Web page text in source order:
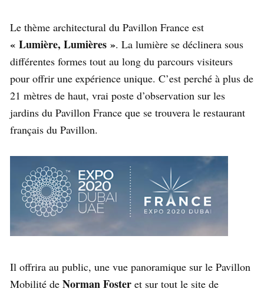
Le thème architectural du Pavillon France est
« Lumière, Lumières ». La lumière se déclinera sous
différentes formes tout au long du parcours visiteurs
pour offrir une expérience unique. C’est perché à plus de
21 mètres de haut, vrai poste d’observation sur les
jardins du Pavillon France que se trouvera le restaurant
français du Pavillon.
Il offrira au public, une vue panoramique sur le Pavillon
Mobilité de Norman Foster et sur tout le site de